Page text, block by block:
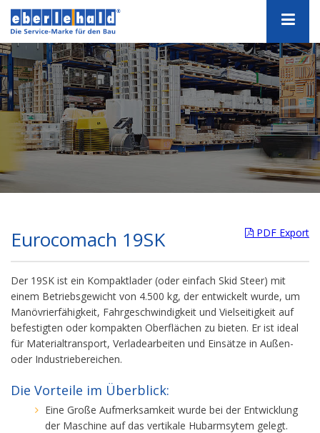
PDF Export
Eurocomach 19SK
Der 19SK ist ein Kompaktlader (oder einfach Skid Steer) mit
einem Betriebsgewicht von 4.500 kg, der entwickelt wurde, um
Manövrierfähigkeit, Fahrgeschwindigkeit und Vielseitigkeit auf
befestigten oder kompakten Oberflächen zu bieten. Er ist ideal
für Materialtransport, Verladearbeiten und Einsätze in Außen-
oder Industriebereichen.
Die Vorteile im Überblick:
Eine Große Aufmerksamkeit wurde bei der Entwicklung
der Maschine auf das vertikale Hubarmsytem gelegt.